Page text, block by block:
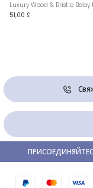
Luxury Wood & Bristle Baby
51,00 £